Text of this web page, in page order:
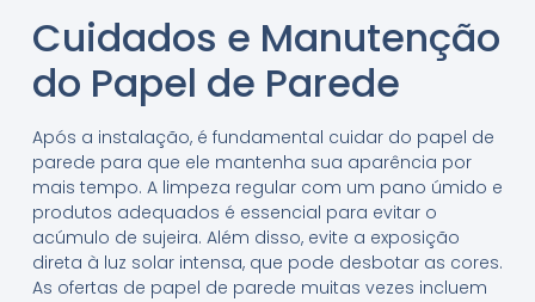
Cuidados e Manutenção
do Papel de Parede
Após a instalação, é fundamental cuidar do papel de
parede para que ele mantenha sua aparência por
mais tempo. A limpeza regular com um pano úmido e
produtos adequados é essencial para evitar o
acúmulo de sujeira. Além disso, evite a exposição
direta à luz solar intensa, que pode desbotar as cores.
As ofertas de papel de parede muitas vezes incluem